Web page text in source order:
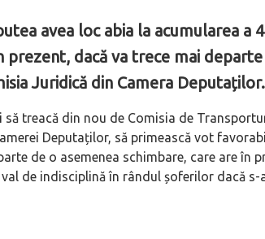
avea loc abia la acumularea a
prezent, dacă va trece mai
Juridică din Camera Deputaților.
treacă din nou de Comisia de
Deputaților, să primească vot
de o asemenea schimbare, care are în
de indisciplină în rândul șoferilor dacă s-